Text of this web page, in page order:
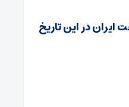
ایران در این تاریخ